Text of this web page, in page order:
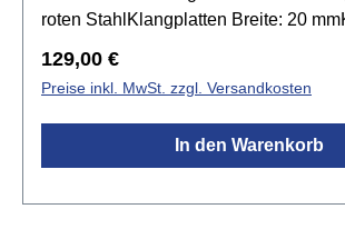
roten StahlKlangplatten Breite: 20
Buchenmassivholz &
SCH 40 Schlägel
Regulärer Preis:
129,00 €
Preise inkl. MwSt. zzgl. Versandkosten
In den Warenkorb